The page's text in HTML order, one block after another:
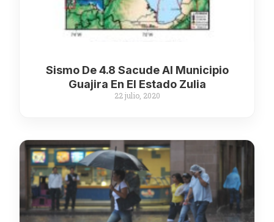
Sismo De 4.8 Sacude Al Municipio
Guajira En El Estado Zulia
22 julio, 2020